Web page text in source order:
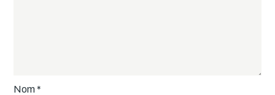
Nom *